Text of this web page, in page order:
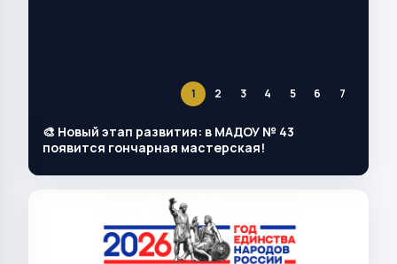
🎨 Новый этап развития: в МАДОУ № 43
появится гончарная мастерская!
1 2 3 4 5 6 7